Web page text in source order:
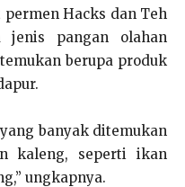
Hacks dan Teh
jenis pangan olahan
berupa produk
banyak ditemukan
kaleng, seperti ikan
ungkapnya.